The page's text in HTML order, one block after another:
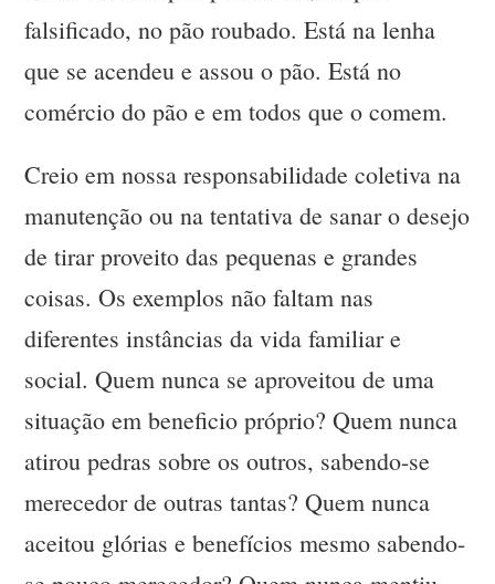
falsificado, no pão roubado. Está na lenha
que se acendeu e assou o pão. Está no
comércio do pão e em todos que o comem.
Creio em nossa responsabilidade coletiva na
manutenção ou na tentativa de sanar o desejo
de tirar proveito das pequenas e grandes
coisas. Os exemplos não faltam nas
diferentes instâncias da vida familiar e
social. Quem nunca se aproveitou de uma
situação em beneficio próprio? Quem nunca
atirou pedras sobre os outros, sabendo-se
merecedor de outras tantas? Quem nunca
aceitou glórias e benefícios mesmo sabendo-